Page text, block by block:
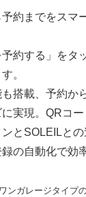
約までをスマ
予約する」をタ
。
搭載、予約か
実現。QRコ
ンとSOLEILと
の自動化で効
ンガレージタイプ